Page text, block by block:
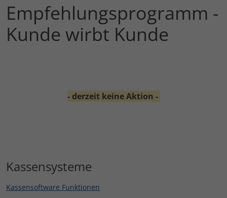
Empfehlungsprogramm -
Kunde wirbt Kunde
- derzeit keine Aktion -
Kassensysteme
Kassensoftware Funktionen